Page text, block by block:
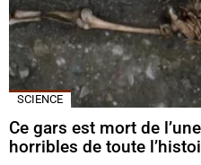
SCIENCE
Ce gars est mort de
horribles de toute